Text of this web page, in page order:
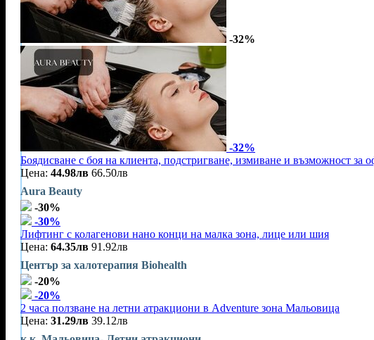
-32%
-32%
Боядисване с боя на клиента, подстригване, измиване и възможност за
Цена: 44.98лв 66.50лв
Aura Beauty
-30%
-30%
Лифтинг с колагенови нано конци на малка зона, лице или шия
Цена: 64.35лв 91.92лв
Център за халотерапия Biohealth
-20%
-20%
2 часа ползване на летни атракциони в Adventure зона Мальовица
Цена: 31.29лв 39.12лв